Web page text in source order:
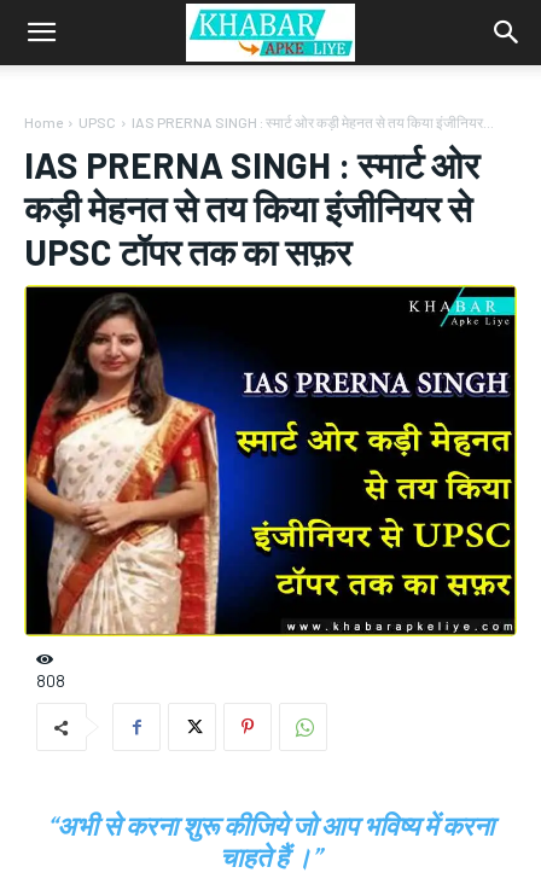
Home UPSC IAS PRERNA SINGH : स्मार्ट ओर कड़ी मेहनत से तय किया इंजीनियर...
IAS PRERNA SINGH : स्मार्ट ओर
कड़ी मेहनत से तय किया इंजीनियर से
UPSC टॉपर तक का सफ़र
808
“अभी से करना शुरू कीजिये जो आप भविष्य में करना
चाहते हैं ।”